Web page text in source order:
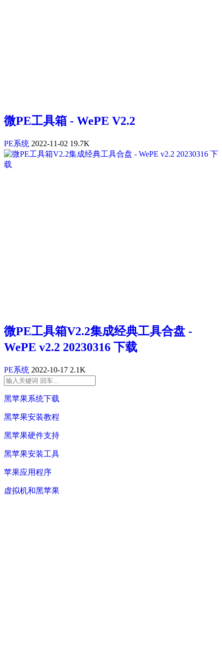
微PE工具箱 - WePE V2.2
PE系统 2022-11-02 19.7K
微PE工具箱V2.2集成经典工具合盘 -
WePE v2.2 20230316 下载
PE系统 2022-10-17 2.1K
黑苹果系统下载
黑苹果安装教程
黑苹果硬件支持
黑苹果安装工具
苹果应用程序
虚拟机和黑苹果